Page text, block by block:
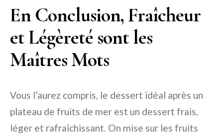
En Conclusion, Fraîcheur
et Légèreté sont les
Maîtres Mots
Vous l’aurez compris, le dessert idéal après un
plateau de fruits de mer est un dessert frais,
léger et rafraîchissant. On mise sur les fruits